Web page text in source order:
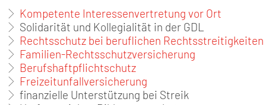
Kompetente Interessenvertretung vor Ort
Solidarität und Kollegialität in der GDL
Rechtsschutz bei beruflichen Rechtsstreitigkeiten
Familien-Rechtsschutzversicherung
Berufshaftpflichtschutz
Freizeitunfallversicherung
finanzielle Unterstützung bei Streik